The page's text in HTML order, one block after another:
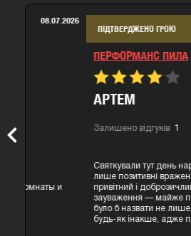
Previous
ПЕРФОРМАНС ПИЛА
Залишено відгуків 1
Святкували тут день народження.
лише позитивні враження: персонал
привітний і доброзичливий. Щодо
зауваження — майже повна
було б назвати не лише «Пила», а й
будь-як інакше, адже прив’я...
ПІДТВЕРДЖЕНО ГРОЮ